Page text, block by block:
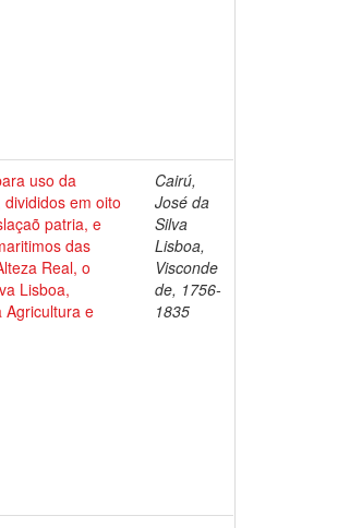
uso da
em oito
patria, e
das
Real, o
Lisboa,
Agricultura e
Cairú,
José da
Silva
Lisboa,
Visconde
de, 1756-
1835